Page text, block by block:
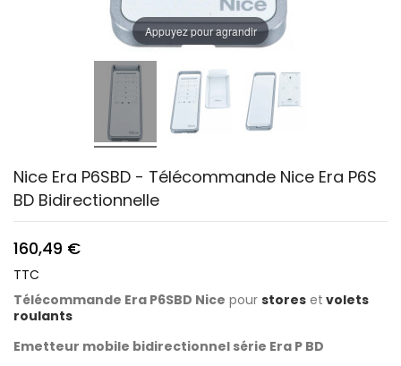
Appuyez pour agrandir
Nice Era P6SBD - Télécommande Nice Era P6S
BD Bidirectionnelle
160,49 €
TTC
Télécommande Era P6SBD Nice pour stores et volets
roulants
Emetteur mobile bidirectionnel série Era P BD